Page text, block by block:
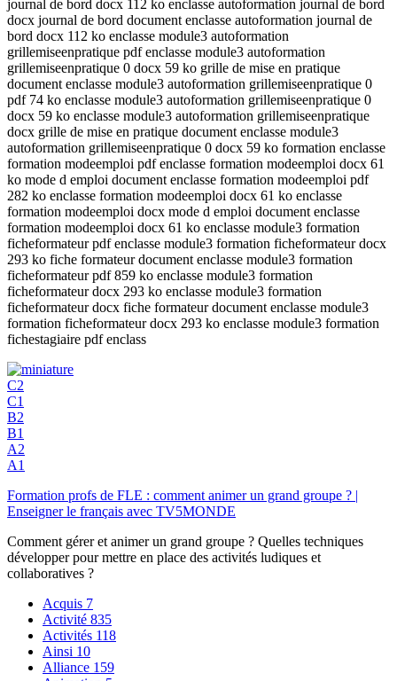
journal de bord docx 112 ko enclasse autoformation journal de bord
docx journal de bord document enclasse autoformation journal de
bord docx 112 ko enclasse module3 autoformation
grillemiseenpratique pdf enclasse module3 autoformation
grillemiseenpratique 0 docx 59 ko grille de mise en pratique
document enclasse module3 autoformation grillemiseenpratique 0
pdf 74 ko enclasse module3 autoformation grillemiseenpratique 0
docx 59 ko enclasse module3 autoformation grillemiseenpratique
docx grille de mise en pratique document enclasse module3
autoformation grillemiseenpratique 0 docx 59 ko formation enclasse
formation modeemploi pdf enclasse formation modeemploi docx 61
ko mode d emploi document enclasse formation modeemploi pdf
282 ko enclasse formation modeemploi docx 61 ko enclasse
formation modeemploi docx mode d emploi document enclasse
formation modeemploi docx 61 ko enclasse module3 formation
ficheformateur pdf enclasse module3 formation ficheformateur docx
293 ko fiche formateur document enclasse module3 formation
ficheformateur pdf 859 ko enclasse module3 formation
ficheformateur docx 293 ko enclasse module3 formation
ficheformateur docx fiche formateur document enclasse module3
formation ficheformateur docx 293 ko enclasse module3 formation
fichestagiaire pdf enclass
C2
C1
B2
B1
A2
A1
Formation profs de FLE : comment animer un grand groupe ? |
Enseigner le français avec TV5MONDE
Comment gérer et animer un grand groupe ? Quelles techniques
développer pour mettre en place des activités ludiques et
collaboratives ?
Acquis 7
Activité 835
Activités 118
Ainsi 10
Alliance 159